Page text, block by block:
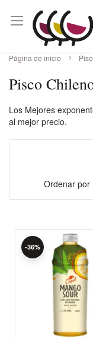
Página de inicio
Pisco
Los Mejores
al mejor precio.
Ordenar por
-36%